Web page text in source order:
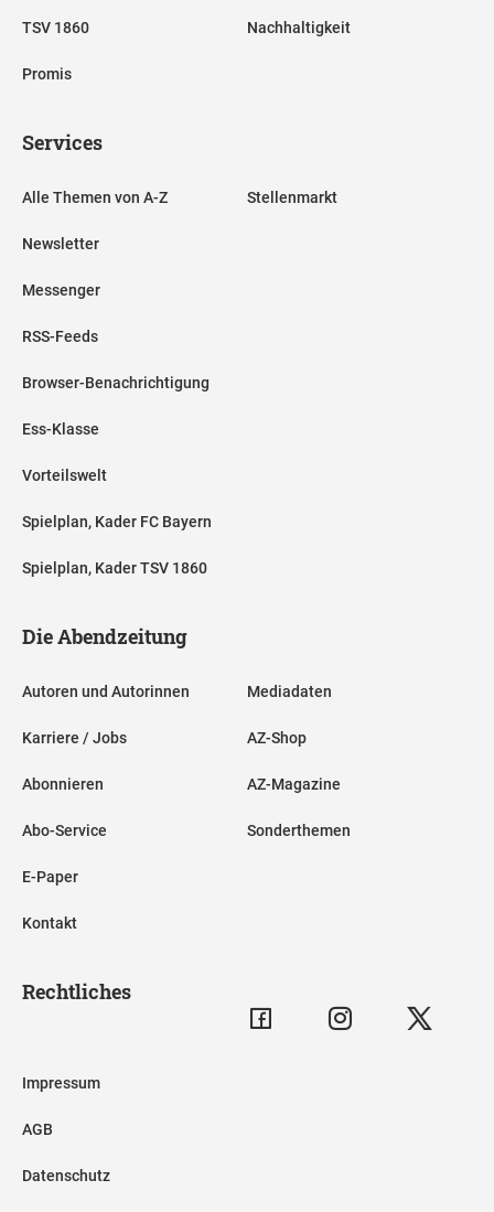
TSV 1860
Promis
Nachhaltigkeit
Services
Alle Themen von A-Z
Newsletter
Messenger
RSS-Feeds
Browser-Benachrichtigung
Ess-Klasse
Vorteilswelt
Spielplan, Kader FC Bayern
Spielplan, Kader TSV 1860
Stellenmarkt
Die Abendzeitung
Autoren und Autorinnen
Karriere / Jobs
Abonnieren
Abo-Service
E-Paper
Kontakt
Mediadaten
AZ-Shop
AZ-Magazine
Sonderthemen
Rechtliches
Impressum
AGB
Datenschutz